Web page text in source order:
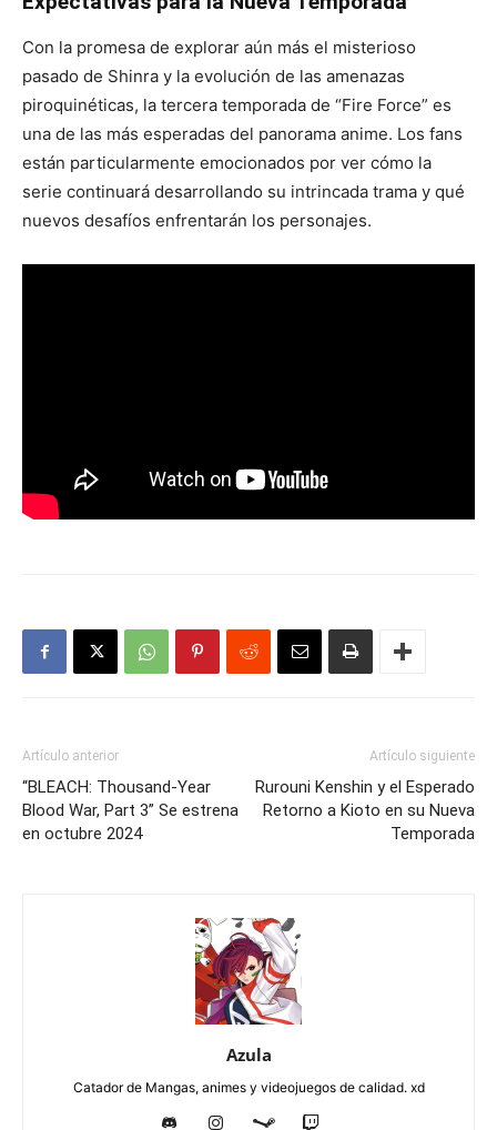
Con la promesa de explorar aún más el misterioso
pasado de Shinra y la evolución de las amenazas
piroquinéticas, la tercera temporada de “Fire Force” es
una de las más esperadas del panorama anime. Los fans
están particularmente emocionados por ver cómo la
serie continuará desarrollando su intrincada trama y qué
nuevos desafíos enfrentarán los personajes.
Artículo anterior
“BLEACH: Thousand-Year
Blood War, Part 3” Se estrena
en octubre 2024
Artículo siguiente
Rurouni Kenshin y el Esperado
Retorno a Kioto en su Nueva
Temporada
Azula
Catador de Mangas, animes y videojuegos de calidad. xd